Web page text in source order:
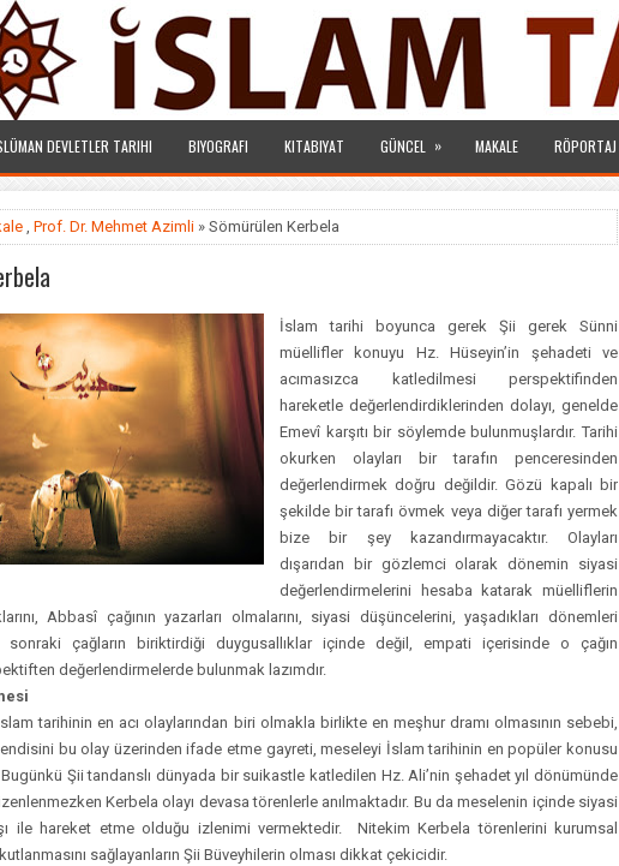
DEVLETLER TARIHI BIYOGRAFI KITABIYAT GÜNCEL » MAKALE RÖPORTAJ
, Prof. Dr. Mehmet Azimli » Sömürülen Kerbela
İslam tarihi boyunca gerek Şii gerek Sünni
müellifler konuyu Hz. Hüseyin’in şehadeti ve
acımasızca katledilmesi perspektifinden
hareketle değerlendirdiklerinden dolayı, genelde
Emevî karşıtı bir söylemde bulunmuşlardır. Tarihi
okurken olayları bir tarafın penceresinden
değerlendirmek doğru değildir. Gözü kapalı bir
şekilde bir tarafı övmek veya diğer tarafı yermek
bize bir şey kazandırmayacaktır. Olayları
dışarıdan bir gözlemci olarak dönemin siyasi
değerlendirmelerini hesaba katarak müelliflerin
Abbasî çağının yazarları olmalarını, siyasi düşüncelerini, yaşadıkları dönemleri
sonraki çağların biriktirdiği duygusallıklar içinde değil, empati içerisinde o çağın
değerlendirmelerde bulunmak lazımdır.
tarihinin en acı olaylarından biri olmakla birlikte en meşhur dramı olmasının sebebi,
bu olay üzerinden ifade etme gayreti, meseleyi İslam tarihinin en popüler konusu
Şii tandanslı dünyada bir suikastle katledilen Hz. Ali’nin şehadet yıl dönümünde
Kerbela olayı devasa törenlerle anılmaktadır. Bu da meselenin içinde siyasi
ile hareket etme olduğu izlenimi vermektedir. Nitekim Kerbela törenlerini kurumsal
sağlayanların Şii Büveyhilerin olması dikkat çekicidir.